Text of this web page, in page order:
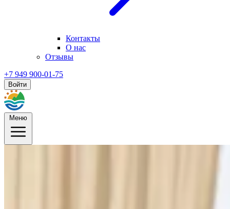
Контакты
О нас
Отзывы
+7 949 900-01-75
Войти
Меню